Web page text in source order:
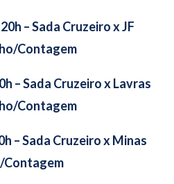
– Sada Cruzeiro x JF
Contagem
– Sada Cruzeiro x Lavras
Contagem
– Sada Cruzeiro x Minas
Contagem